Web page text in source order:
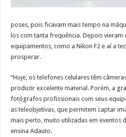
poses, pois ficavam mais tempo na
los com tanta frequência. Depois
equipamentos, como a Nikon F2 e aí a
prosperar.
“Hoje, os telefones celulares têm
produzir excelente material. Porém, a
fotógrafos profissionais com seus
as teleobjetivas, que permitem captar
mais perto, muito utilizadas em eventos
ensina Adauto.